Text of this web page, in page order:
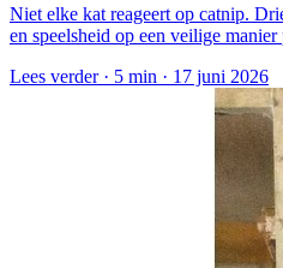
Niet elke kat reageert op catnip.
en speelsheid op een veilige
Lees verder · 5 min · 17 juni 2026